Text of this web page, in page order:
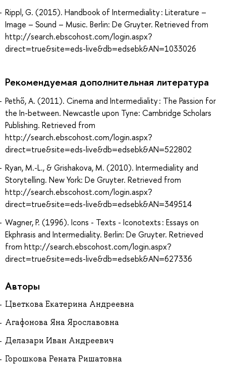
Rippl, G. (2015). Handbook of Intermediality : Literature –
Image – Sound – Music. Berlin: De Gruyter. Retrieved from
http://search.ebscohost.com/login.aspx?
direct=true&site=eds-live&db=edsebk&AN=1033026
Рекомендуемая дополнительная литература
Pethő, A. (2011). Cinema and Intermediality : The Passion for
the In-between. Newcastle upon Tyne: Cambridge Scholars
Publishing. Retrieved from
http://search.ebscohost.com/login.aspx?
direct=true&site=eds-live&db=edsebk&AN=522802
Ryan, M.-L., & Grishakova, M. (2010). Intermediality and
Storytelling. New York: De Gruyter. Retrieved from
http://search.ebscohost.com/login.aspx?
direct=true&site=eds-live&db=edsebk&AN=349514
Wagner, P. (1996). Icons - Texts - Iconotexts : Essays on
Ekphrasis and Intermediality. Berlin: De Gruyter. Retrieved
from http://search.ebscohost.com/login.aspx?
direct=true&site=eds-live&db=edsebk&AN=627336
Авторы
Цветкова Екатерина Андреевна
Агафонова Яна Ярославовна
Делазари Иван Андреевич
Горошкова Рената Ришатовна